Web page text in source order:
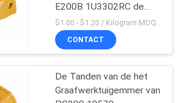
E200B 1U3302RC de
Mini
$1.00 - $1.20 / Kilogram MOQ:100 Kilogram/Kilogram
CONTACT
De Tanden van de het
Graafwerktuigemmer van